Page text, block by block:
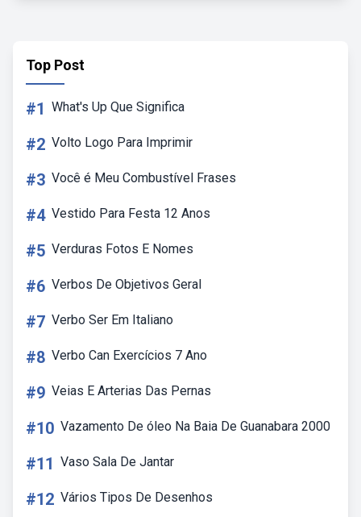
Top Post
#1 What's Up Que Significa
#2 Volto Logo Para Imprimir
#3 Você é Meu Combustível Frases
#4 Vestido Para Festa 12 Anos
#5 Verduras Fotos E Nomes
#6 Verbos De Objetivos Geral
#7 Verbo Ser Em Italiano
#8 Verbo Can Exercícios 7 Ano
#9 Veias E Arterias Das Pernas
#10 Vazamento De óleo Na Baia De Guanabara 2000
#11 Vaso Sala De Jantar
#12 Vários Tipos De Desenhos